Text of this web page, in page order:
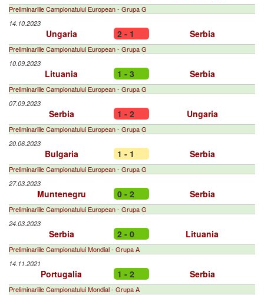
Preliminariile Campionatului European - Grupa G
14.10.2023
Ungaria 2 - 1 Serbia
Preliminariile Campionatului European - Grupa G
10.09.2023
Lituania 1 - 3 Serbia
Preliminariile Campionatului European - Grupa G
07.09.2023
Serbia 1 - 2 Ungaria
Preliminariile Campionatului European - Grupa G
20.06.2023
Bulgaria 1 - 1 Serbia
Preliminariile Campionatului European - Grupa G
27.03.2023
Muntenegru 0 - 2 Serbia
Preliminariile Campionatului European - Grupa G
24.03.2023
Serbia 2 - 0 Lituania
Preliminariile Campionatului Mondial - Grupa A
14.11.2021
Portugalia 1 - 2 Serbia
Preliminariile Campionatului Mondial - Grupa A